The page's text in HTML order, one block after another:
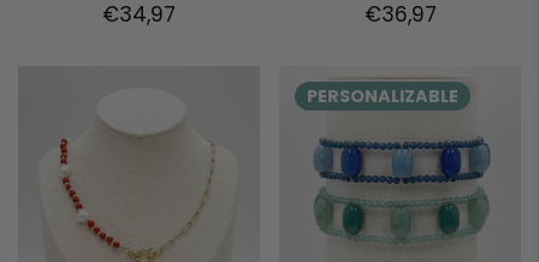
Precio
€34,97
Precio
€36,97
PERSONALIZABLE